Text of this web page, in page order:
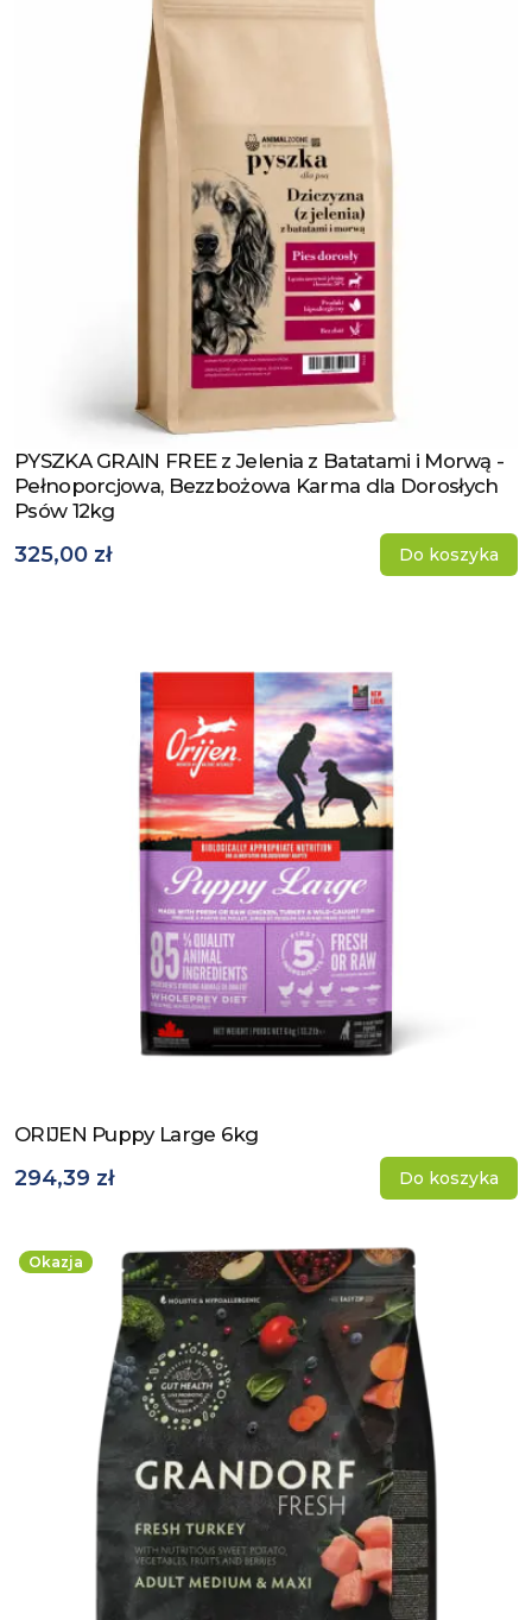
Zobacz produkt
PYSZKA GRAIN FREE z Jelenia z Batatami i Morwą -
Pełnoporcjowa, Bezzbożowa Karma dla Dorosłych
Psów 12kg
325,00 zł Do koszyka
Zobacz produkt
ORIJEN Puppy Large 6kg
294,39 zł Do koszyka
Okazja